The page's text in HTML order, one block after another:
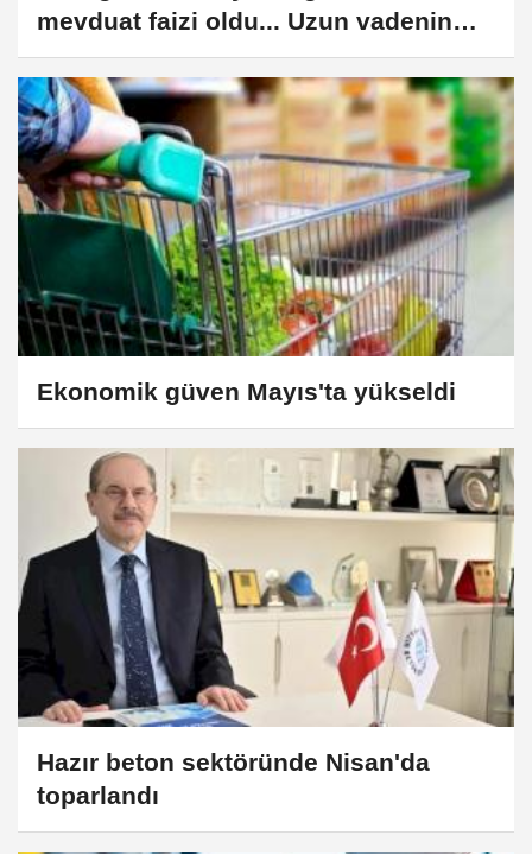
mevduat faizi oldu... Uzun vadenin
güvenli limanı 'altın'
Ekonomik güven Mayıs'ta yükseldi
Hazır beton sektöründe Nisan'da
toparlandı